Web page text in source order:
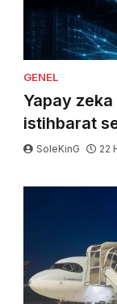
GENEL
Yapay
istihbarat
SoleKinG 22